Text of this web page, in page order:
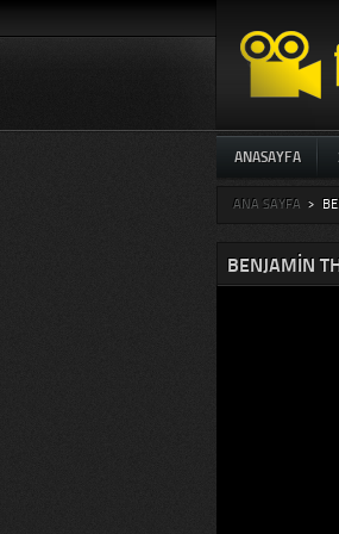
ANASAYFA
ANA SAYFA >
BENJAMIN